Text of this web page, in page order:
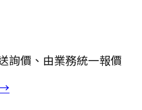
詢價、由業務統一報價